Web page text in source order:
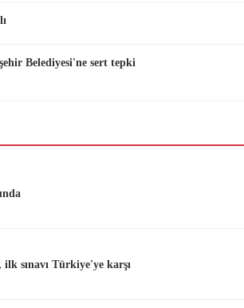
Belediyesi'ne sert tepki
sınavı Türkiye'ye karşı